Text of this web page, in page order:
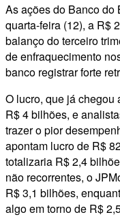
As ações do Banco do
quarta-feira (12), a R$
balanço do terceiro
de enfraquecimento
banco registrar forte
O lucro, que já chegou
R$ 4 bilhões, e
trazer o pior
apontam lucro de R$
totalizaria R$ 2,4
não recorrentes, o
R$ 3,1 bilhões,
algo em torno de R$